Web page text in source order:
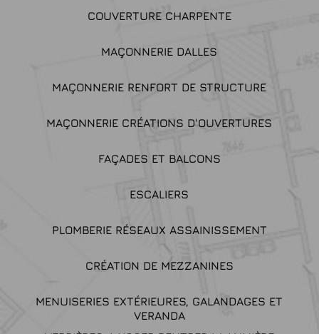
COUVERTURE CHARPENTE
MAÇONNERIE DALLES
MAÇONNERIE RENFORT DE STRUCTURE
MAÇONNERIE CRÉATIONS D'OUVERTURES
FAÇADES ET BALCONS
ESCALIERS
PLOMBERIE RÉSEAUX ASSAINISSEMENT
CRÉATION DE MEZZANINES
MENUISERIES EXTÉRIEURES, GALANDAGES ET
VERANDA